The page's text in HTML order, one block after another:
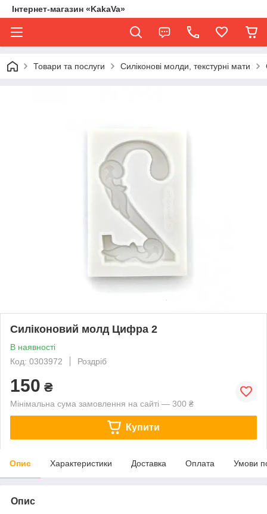
Інтернет-магазин «KakaVa»
Товари та послуги Силіконові молди, текстурні мати
Силіконовий молд Цифра 2
В наявності
Код: 0303972
Роздріб
150 ₴
Мінімальна сума замовлення на сайті — 300 ₴
Купити
Опис Характеристики Доставка Оплата Умови
Опис